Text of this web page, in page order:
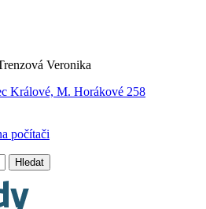
Veronika
Králové, M. Horákové 258
počítači
Hledat